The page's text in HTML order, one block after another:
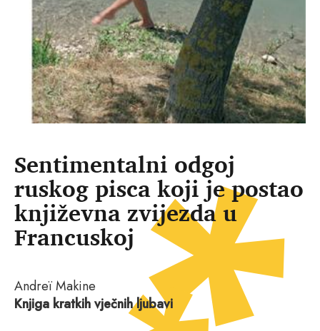
Sentimentalni odgoj
ruskog pisca koji je postao
književna zvijezda u
Francuskoj
Andreï Makine
Knjiga kratkih vječnih ljubavi